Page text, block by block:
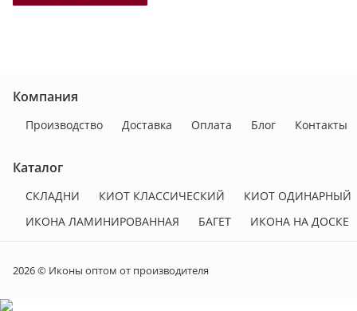
Компания
Производство Доставка Оплата Блог Контакты
Каталог
СКЛАДНИ КИОТ КЛАССИЧЕСКИЙ КИОТ ОДИНАРНЫЙ
ИКОНА ЛАМИНИРОВАННАЯ
БАГЕТ ИКОНА НА ДОСКЕ
2026 © Иконы оптом от производителя